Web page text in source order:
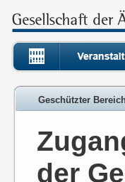
Geschützter
der